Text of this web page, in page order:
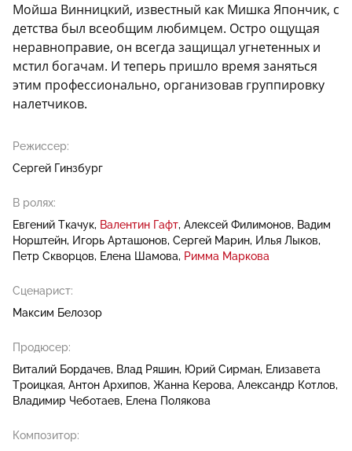
Мойша Винницкий, известный как Мишка Япончик, с
детства был всеобщим любимцем. Остро ощущая
неравноправие, он всегда защищал угнетенных и
мстил богачам. И теперь пришло время заняться
этим профессионально, организовав группировку
налетчиков.
Режиссер:
Сергей Гинзбург
В ролях:
Евгений Ткачук Валентин Гафт Алексей Филимонов
Вадим
Норштейн Игорь Арташонов Сергей Марин Илья Лыков
Петр Скворцов
Елена Шамова Римма Маркова
Сценарист:
Максим Белозор
Продюсер:
Виталий Бордачев
Влад Ряшин Юрий Сирман Елизавета
Троицкая Антон Архипов Жанна Керова Александр Котлов
Владимир Чеботаев
Елена Полякова
Композитор: